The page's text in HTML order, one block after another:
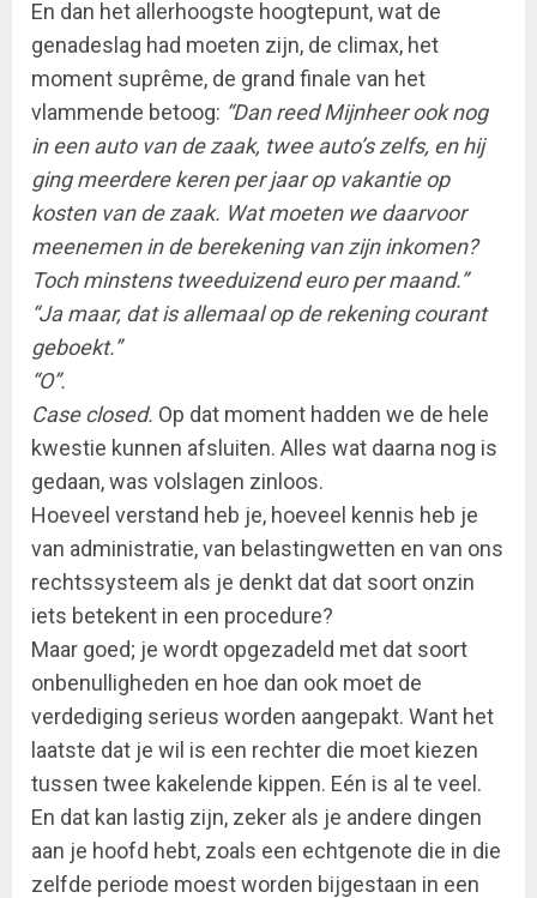
En dan het allerhoogste hoogtepunt, wat de
genadeslag had moeten zijn, de climax, het
moment suprême, de grand finale van het
vlammende betoog: “Dan reed Mijnheer ook nog
in een auto van de zaak, twee auto’s zelfs, en hij
ging meerdere keren per jaar op vakantie op
kosten van de zaak. Wat moeten we daarvoor
meenemen in de berekening van zijn inkomen?
Toch minstens tweeduizend euro per maand.”
“Ja maar, dat is allemaal op de rekening courant
geboekt.”
“O”.
Case closed. Op dat moment hadden we de hele
kwestie kunnen afsluiten. Alles wat daarna nog is
gedaan, was volslagen zinloos.
Hoeveel verstand heb je, hoeveel kennis heb je
van administratie, van belastingwetten en van ons
rechtssysteem als je denkt dat dat soort onzin
iets betekent in een procedure?
Maar goed; je wordt opgezadeld met dat soort
onbenulligheden en hoe dan ook moet de
verdediging serieus worden aangepakt. Want het
laatste dat je wil is een rechter die moet kiezen
tussen twee kakelende kippen. Eén is al te veel.
En dat kan lastig zijn, zeker als je andere dingen
aan je hoofd hebt, zoals een echtgenote die in die
zelfde periode moest worden bijgestaan in een